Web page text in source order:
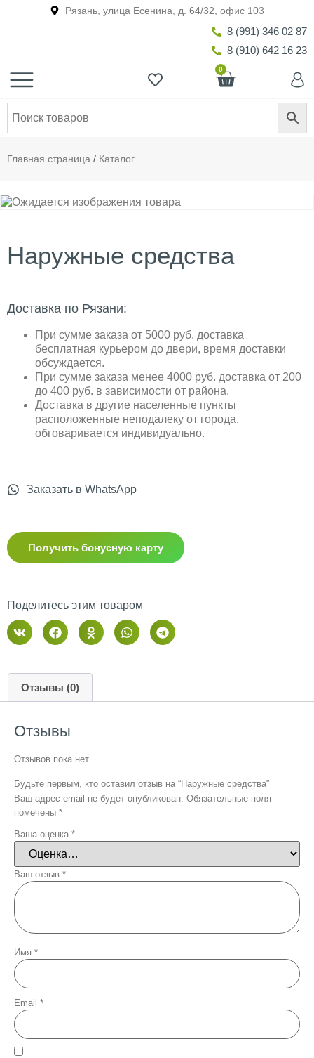
Рязань, улица Есенина, д. 64/32, офис 103
8 (991) 346 02 87
8 (910) 642 16 23
0
Главная страница / Каталог
Наружные средства
Доставка по Рязани:
При сумме заказа от 5000 руб. доставка
бесплатная курьером до двери, время доставки
обсуждается.
При сумме заказа менее 4000 руб. доставка от 200
до 400 руб. в зависимости от района.
Доставка в другие населенные пункты
расположенные неподалеку от города,
обговаривается индивидуально.
Заказать в WhatsApp
Получить бонусную карту
Поделитесь этим товаром
Отзывы (0)
Отзывы
Отзывов пока нет.
Будьте первым, кто оставил отзыв на “Наружные средства”
Ваш адрес email не будет опубликован. Обязательные поля
помечены *
Ваша оценка *
Ваш отзыв *
Имя *
Email *